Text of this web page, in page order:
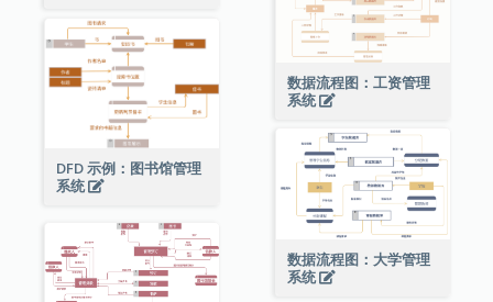
数据流程图：工资管理
系统
DFD 示例：图书馆管理
系统
数据流程图：大学管理
系统